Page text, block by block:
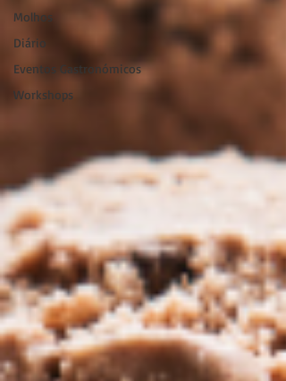
Molhos
Diário
Eventos Gastronómicos
Workshops